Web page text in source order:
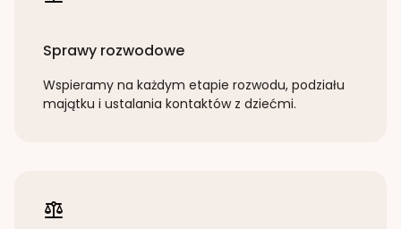
Sprawy rozwodowe
Wspieramy na każdym etapie rozwodu, podziału
majątku i ustalania kontaktów z dziećmi.